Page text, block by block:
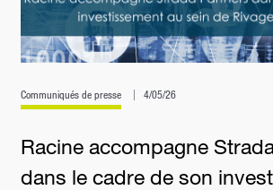
Communiqués de presse 4/05/26
Racine accompagne
dans le cadre de son